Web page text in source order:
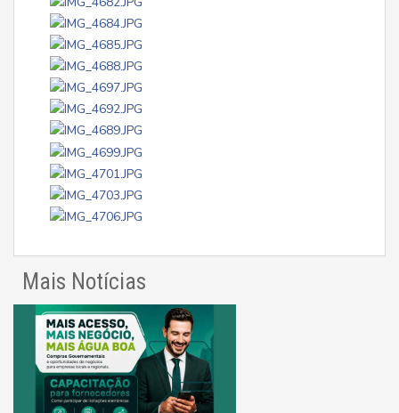
Mais Notícias